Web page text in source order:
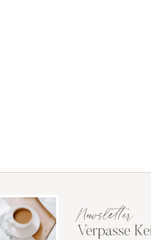
Newsletter
Verpasse